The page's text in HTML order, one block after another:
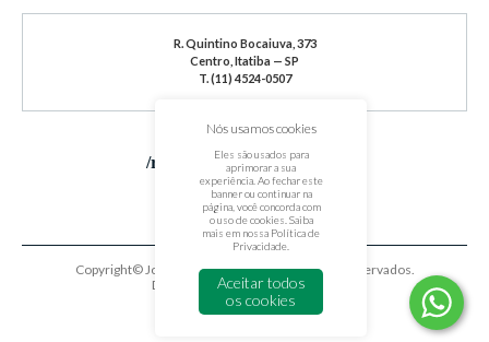
R. Quintino Bocaiuva, 373
Centro, Itatiba — SP
T. (11) 4524-0507
/redes sociais
Copyright© Jornal de Itatiba. Todos os direitos reservados.
Desenvolvido poroxigenium.co
Nós usamos cookies
Eles são usados para
aprimorar a sua
experiência. Ao fechar este
banner ou continuar na
página, você concorda com
o uso de cookies. Saiba
mais em nossa Política de
Privacidade
Aceitar todos
os cookies